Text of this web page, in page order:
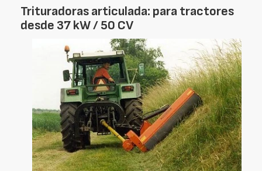
Trituradoras articulada: para tractores
desde 37 kW / 50 CV